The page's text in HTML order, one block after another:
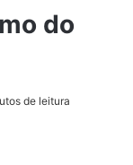
do
de leitura